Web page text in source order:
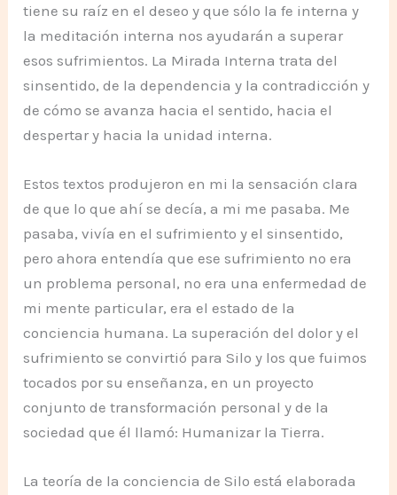
tiene su raíz en el deseo y que sólo la fe interna y
la meditación interna nos ayudarán a superar
esos sufrimientos. La Mirada Interna trata del
sinsentido, de la dependencia y la contradicción y
de cómo se avanza hacia el sentido, hacia el
despertar y hacia la unidad interna.
Estos textos produjeron en mi la sensación clara
de que lo que ahí se decía, a mi me pasaba. Me
pasaba, vivía en el sufrimiento y el sinsentido,
pero ahora entendía que ese sufrimiento no era
un problema personal, no era una enfermedad de
mi mente particular, era el estado de la
conciencia humana. La superación del dolor y el
sufrimiento se convirtió para Silo y los que fuimos
tocados por su enseñanza, en un proyecto
conjunto de transformación personal y de la
sociedad que él llamó: Humanizar la Tierra.
La teoría de la conciencia de Silo está elaborada